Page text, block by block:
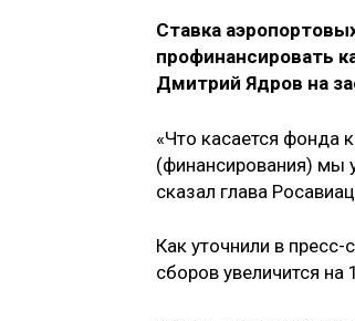
Ставка
профинансировать
Дмитрий Ядров на
«Что касается фонда
(финансирования) мы
сказал глава
Как уточнили в
сборов увеличится на